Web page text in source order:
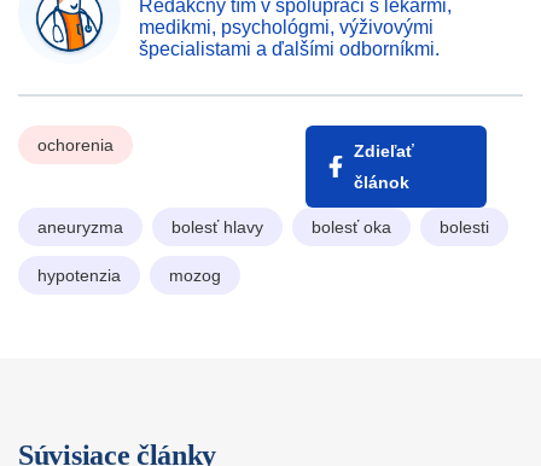
Redakčný tím v spolupráci s lekármi,
medikmi, psychológmi, výživovými
špecialistami a ďalšími odborníkmi.
ochorenia
Zdieľať
článok
aneuryzma bolesť hlavy bolesť oka bolesti
hypotenzia mozog
Súvisiace články